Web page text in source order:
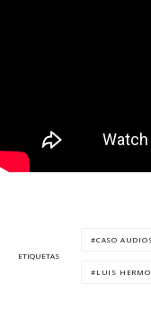
ETIQUETAS
CASO
LUIS